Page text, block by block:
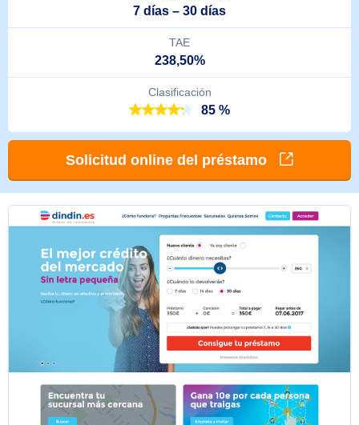
7 días – 30 días
TAE
238,50%
Clasificación
85 %
Solicitud online del préstamo